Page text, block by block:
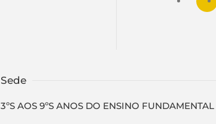
Sede
3ºS AOS 9ºS ANOS DO ENSINO